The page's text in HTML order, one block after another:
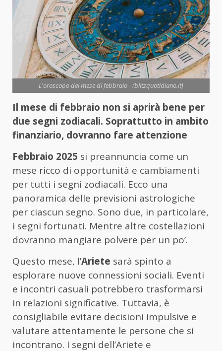
L'oroscopo del mese di febbraio - (blitzquotidiano.it)
Il mese di febbraio non si aprirà bene per
due segni zodiacali. Soprattutto in ambito
finanziario, dovranno fare attenzione
Febbraio 2025 si preannuncia come un
mese ricco di opportunità e cambiamenti
per tutti i segni zodiacali. Ecco una
panoramica delle previsioni astrologiche
per ciascun segno. Sono due, in particolare,
i segni fortunati. Mentre altre costellazioni
dovranno mangiare polvere per un po’.
Questo mese, l’Ariete sarà spinto a
esplorare nuove connessioni sociali. Eventi
e incontri casuali potrebbero trasformarsi
in relazioni significative. Tuttavia, è
consigliabile evitare decisioni impulsive e
valutare attentamente le persone che si
incontrano. I segni dell’Ariete e